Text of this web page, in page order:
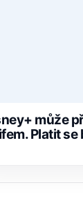
může
Platit se